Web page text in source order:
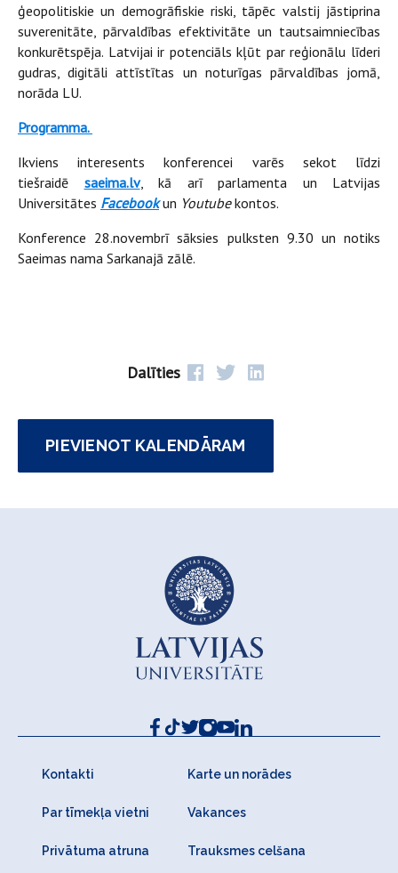
ģeopolitiskie un demogrāfiskie riski, tāpēc valstij jāstiprina
suverenitāte, pārvaldības efektivitāte un tautsaimniecības
konkurētspēja. Latvijai ir potenciāls kļūt par reģionālu līderi
gudras, digitāli attīstītas un noturīgas pārvaldības jomā,
norāda LU.
Programma.
Ikviens interesents konferencei varēs sekot līdzi
tiešraidē saeima.lv, kā arī parlamenta un Latvijas
Universitātes Facebookun Youtubekontos.
Konference 28.novembrī sāksies pulksten 9.30 un notiks
Saeimas nama Sarkanajā zālē.
Dalīties
PIEVIENOT KALENDĀRAM
Kontakti Karte un norādes
Par tīmekļa vietni Vakances
Privātuma atruna Trauksmes celšana